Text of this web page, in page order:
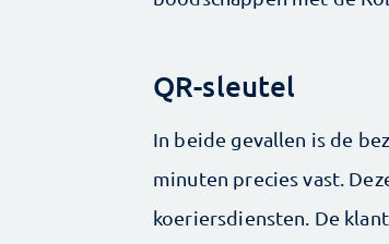
QR-sleutel
In beide gevallen is de
minuten precies vast.
koeriersdiensten. De